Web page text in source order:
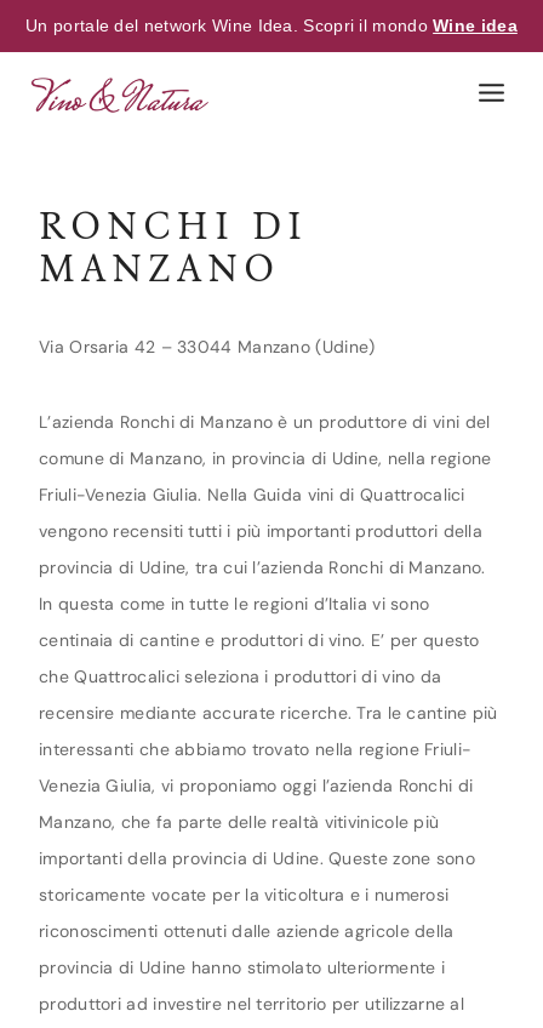
Un portale del network Wine Idea. Scopri il mondoWine idea
RONCHI DI
MANZANO
Via Orsaria 42 – 33044 Manzano (Udine)
L’azienda Ronchi di Manzano è un produttore di vini del
comune di Manzano, in provincia di Udine, nella regione
Friuli-Venezia Giulia. Nella Guida vini di Quattrocalici
vengono recensiti tutti i più importanti produttori della
provincia di Udine, tra cui l’azienda Ronchi di Manzano.
In questa come in tutte le regioni d’Italia vi sono
centinaia di cantine e produttori di vino. E’ per questo
che Quattrocalici seleziona i produttori di vino da
recensire mediante accurate ricerche. Tra le cantine più
interessanti che abbiamo trovato nella regione Friuli-
Venezia Giulia, vi proponiamo oggi l’azienda Ronchi di
Manzano, che fa parte delle realtà vitivinicole più
importanti della provincia di Udine. Queste zone sono
storicamente vocate per la viticoltura e i numerosi
riconoscimenti ottenuti dalle aziende agricole della
provincia di Udine hanno stimolato ulteriormente i
produttori ad investire nel territorio per utilizzarne al